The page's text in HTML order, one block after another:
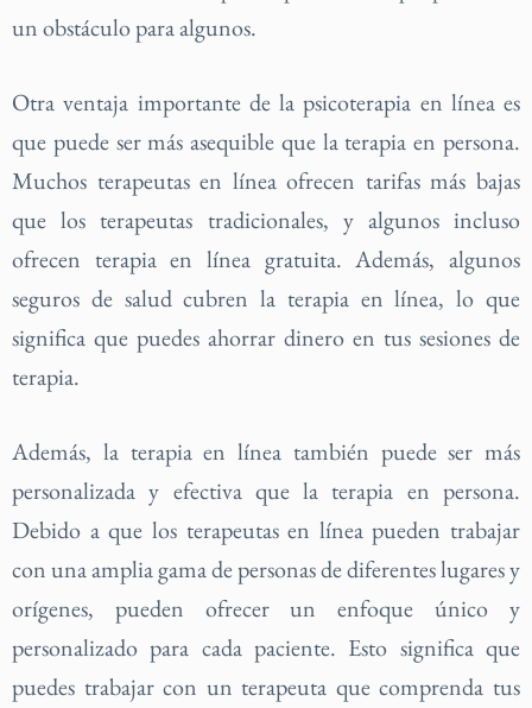
un obstáculo para algunos.
Otra ventaja importante de la psicoterapia en línea es
que puede ser más asequible que la terapia en persona.
Muchos terapeutas en línea ofrecen tarifas más bajas
que los terapeutas tradicionales, y algunos incluso
ofrecen terapia en línea gratuita. Además, algunos
seguros de salud cubren la terapia en línea, lo que
significa que puedes ahorrar dinero en tus sesiones de
terapia.
Además, la terapia en línea también puede ser más
personalizada y efectiva que la terapia en persona.
Debido a que los terapeutas en línea pueden trabajar
con una amplia gama de personas de diferentes lugares y
orígenes, pueden ofrecer un enfoque único y
personalizado para cada paciente. Esto significa que
puedes trabajar con un terapeuta que comprenda tus